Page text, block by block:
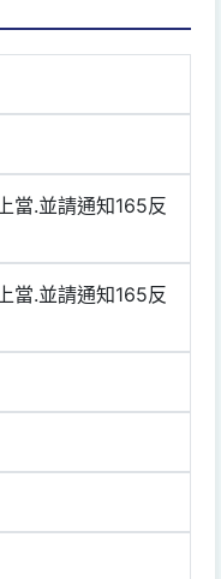
當.並請通知165反
當.並請通知165反